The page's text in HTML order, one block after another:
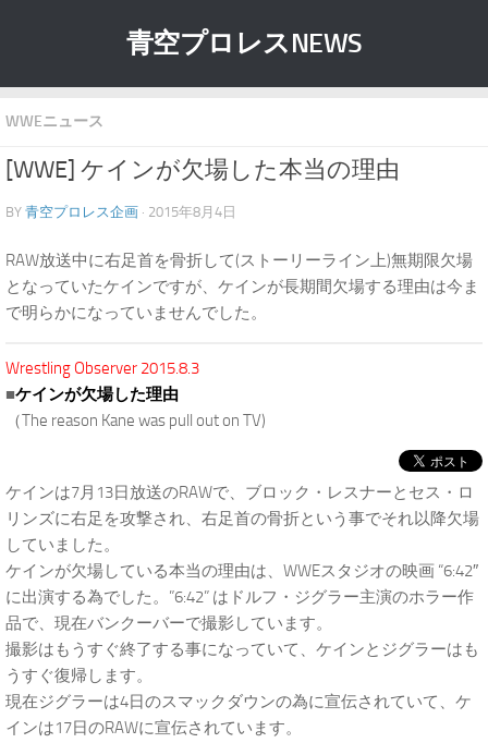
青空プロレスNEWS
WWEニュース
[WWE] ケインが欠場した本当の理由
BY 青空プロレス企画 · 2015年8月4日
RAW放送中に右足首を骨折して(ストーリーライン上)無期限欠場
となっていたケインですが、ケインが長期間欠場する理由は今ま
で明らかになっていませんでした。
Wrestling Observer 2015.8.3
■ケインが欠場した理由
（The reason Kane was pull out on TV)
ケインは7月13日放送のRAWで、ブロック・レスナーとセス・ロ
リンズに右足を攻撃され、右足首の骨折という事でそれ以降欠場
していました。
ケインが欠場している本当の理由は、WWEスタジオの映画 “6:42″
に出演する為でした。”6:42” はドルフ・ジグラー主演のホラー作
品で、現在バンクーバーで撮影しています。
撮影はもうすぐ終了する事になっていて、ケインとジグラーはも
うすぐ復帰します。
現在ジグラーは4日のスマックダウンの為に宣伝されていて、ケ
インは17日のRAWに宣伝されています。